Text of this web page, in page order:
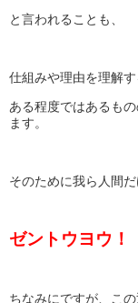
と言われることも、
仕組みや理由を理解す
ある程度ではあるも
ます。
そのために我ら人間だ
ゼントウヨウ！
ちなみにですが、こ